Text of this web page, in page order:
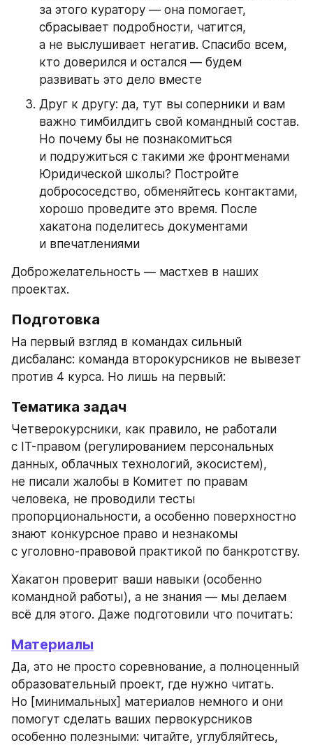
за этого куратору — она помогает,
сбрасывает подробности, чатится,
а не выслушивает негатив. Спасибо всем,
кто доверился и остался — будем
развивать это дело вместе
Друг к другу: да, тут вы соперники и вам
важно тимбилдить свой командный состав.
Но почему бы не познакомиться
и подружиться с такими же фронтменами
Юридической школы? Постройте
добрососедство, обменяйтесь контактами,
хорошо проведите это время. После
хакатона поделитесь документами
и впечатлениями
Доброжелательность — мастхев в наших
проектах.
Подготовка
На первый взгляд в командах сильный
дисбаланс: команда второкурсников не вывезет
против 4 курса. Но лишь на первый:
Тематика задач
Четверокурсники, как правило, не работали
с IT-правом (регулированием персональных
данных, облачных технологий, экосистем),
не писали жалобы в Комитет по правам
человека, не проводили тесты
пропорциональности, а особенно поверхностно
знают конкурсное право и незнакомы
с уголовно-правовой практикой по банкротству.
Хакатон проверит ваши навыки (особенно
командной работы), а не знания — мы делаем
всё для этого. Даже подготовили что почитать:
Материалы
Да, это не просто соревнование, а полноценный
образовательный проект, где нужно читать.
Но [минимальных] материалов немного и они
помогут сделать ваших первокурсников
особенно полезными: читайте, углубляйтесь,